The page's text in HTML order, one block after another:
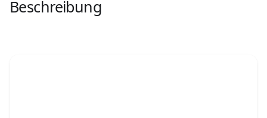
Beschreibung